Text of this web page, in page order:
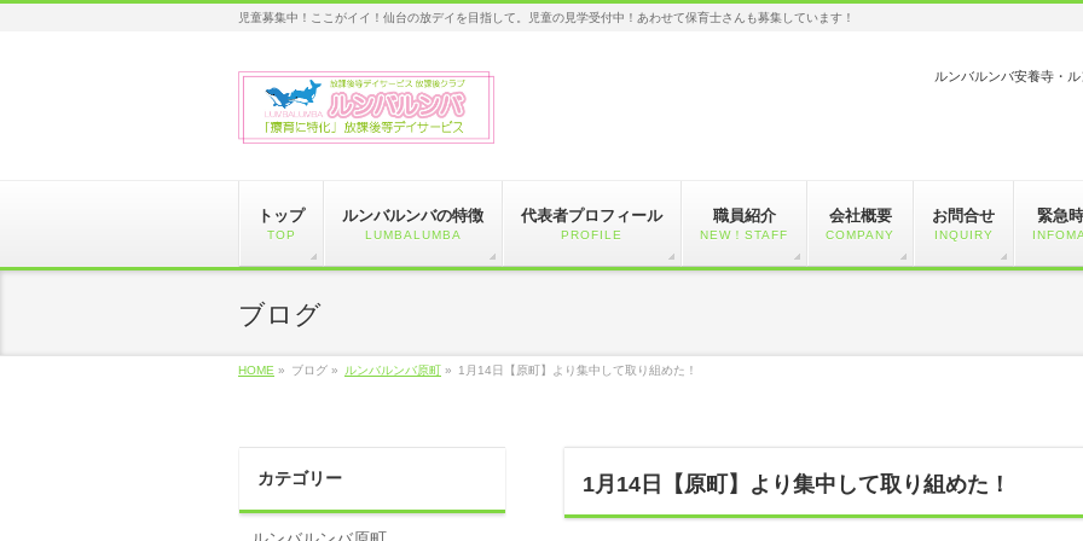
児童募集中！ここがイイ！仙台の放デイを目指して。児童の見学受付中！あわせて保育士さんも募集しています！
ルンバルンバ安養寺・
トップ
TOP
ルンバルンバの特徴
LUMBALUMBA
代表者プロフィール
PROFILE
職員紹介
NEW！STAFF
会社概要
COMPANY
お問合せ
INQUIRY
緊急
ブログ
HOME » ブログ » ルンバルンバ原町 » 1月14日【原町】より集中して取り組めた！
1月14日【原町】より集中して取り組めた！
カテゴリー